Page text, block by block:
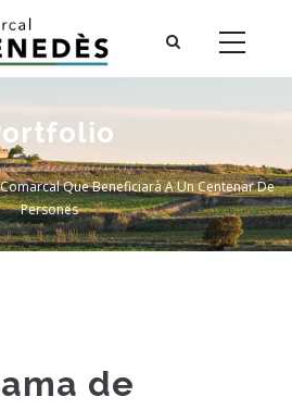
Que Beneficiarà A Un Centenar De
Persones
de